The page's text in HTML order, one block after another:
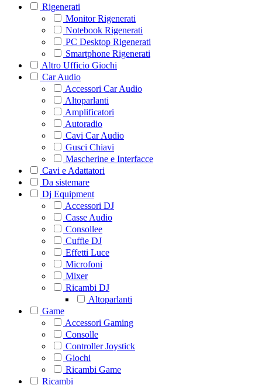
Rigenerati
Monitor Rigenerati
Notebook Rigenerati
PC Desktop Rigenerati
Smartphone Rigenerati
Altro Ufficio Giochi
Car Audio
Accessori Car Audio
Altoparlanti
Amplificatori
Autoradio
Cavi Car Audio
Gusci Chiavi
Mascherine e Interfacce
Cavi e Adattatori
Da sistemare
Dj Equipment
Accessori DJ
Casse Audio
Consollee
Cuffie DJ
Effetti Luce
Microfoni
Mixer
Ricambi DJ
Altoparlanti
Game
Accessori Gaming
Consolle
Controller Joystick
Giochi
Ricambi Game
Ricambi